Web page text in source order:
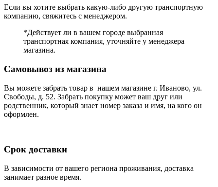
Если вы хотите выбрать какую-либо другую транспортную
компанию, свяжитесь с менеджером.
*Действует ли в вашем городе выбранная
транспортная компания, уточняйте у менеджера
магазина.
Самовывоз из магазина
Вы можете забрать товар в нашем магазине г. Иваново, ул.
Свободы, д. 52. Забрать покупку может ваш друг или
родственник, который знает номер заказа и имя, на кого он
оформлен.
Срок доставки
В зависимости от вашего региона проживания, доставка
занимает разное время.